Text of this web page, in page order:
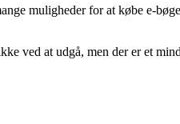
muligheder for at købe e-
ved at udgå, men der er et